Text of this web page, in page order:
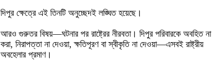
দিপুর ক্ষেত্রে এই তিনটি অনুচ্ছেদই লঙ্ঘিত হয়েছে।
আরও গুরুতর বিষয়—ঘটনার পর রাষ্ট্রের নীরবতা। দিপুর পরিবারকে অবহিত না
করা, নিরাপত্তা না দেওয়া, ক্ষতিপূরণ বা স্বীকৃতি না দেওয়া—এসবই রাষ্ট্রীয়
অবহেলার প্রমাণ।